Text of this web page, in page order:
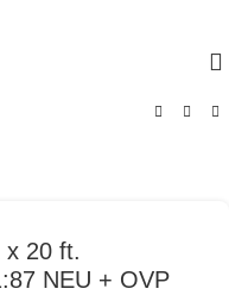
x 20 ft.
NEU + OVP